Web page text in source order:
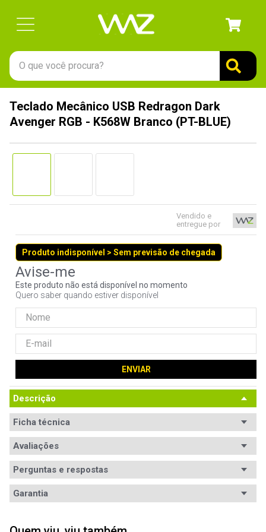
O que você procura?
Teclado Mecânico USB Redragon Dark
Avenger RGB - K568W Branco (PT-BLUE)
Vendido e
entregue por
Produto indisponível > Sem previsão de chegada
Este produto não está disponível no momento
Quero saber quando estiver disponível
ENVIAR
Descrição
Ficha técnica
Conteúdo da
embalagem
- 1x Manual do usuário
Conexão USB
Leiaute Brasileiro
Mecânico
Avaliações
Avaliações
Perguntas e respostas
Garantia
1º
gabinete
3º
teclado
5º
openbox
7º
jonsbo
8º
fractal
controle
10º hd